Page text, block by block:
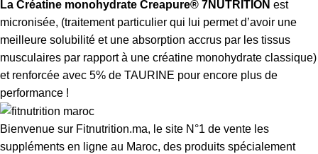
La Créatine monohydrate Creapure® 7NUTRITION est
micronisée, (traitement particulier qui lui permet d’avoir une
meilleure solubilité et une absorption accrus par les tissus
musculaires par rapport à une créatine monohydrate classique)
et renforcée avec 5% de TAURINE pour encore plus de
performance !
Bienvenue sur Fitnutrition.ma, le site N°1 de vente les
suppléments en ligne au Maroc, des produits spécialement